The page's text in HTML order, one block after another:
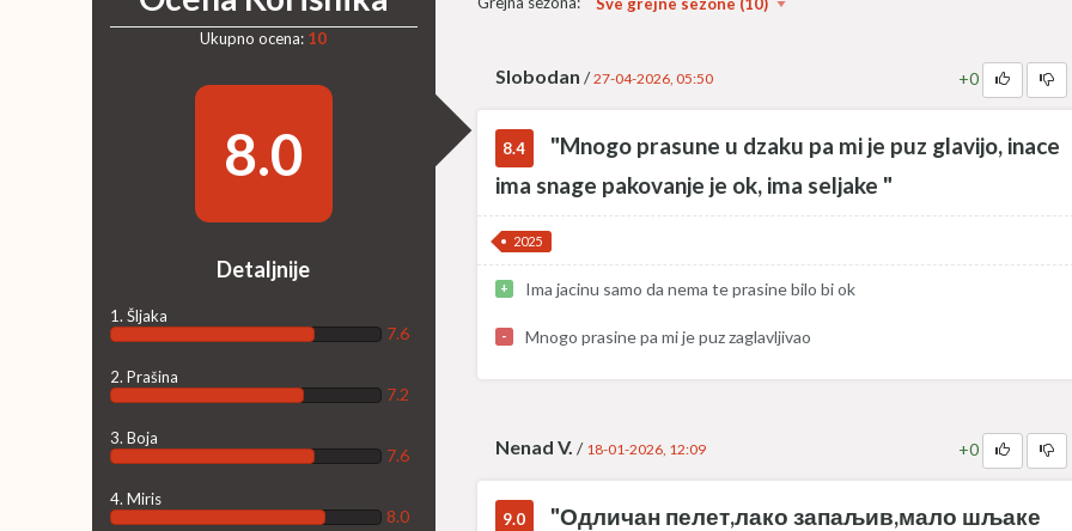
Ukupno ocena: 10
8.0
Detaljnije
1. Šljaka
7.6
2. Prašina
7.2
3. Boja
7.6
4. Miris
8.0
Slobodan / 27-04-2026, 05:50 +0
8.4
"Mnogo prasune u dzaku pa mi je puz glavijo, inace
ima snage pakovanje je ok, ima seljake "
2025
+ Ima jacinu samo da nema te prasine bilo bi ok
- Mnogo prasine pa mi je puz zaglavljivao
Nenad V. / 18-01-2026, 12:09 +0
9.0
"Одличан пелет,лако запаљив,мало шљаке